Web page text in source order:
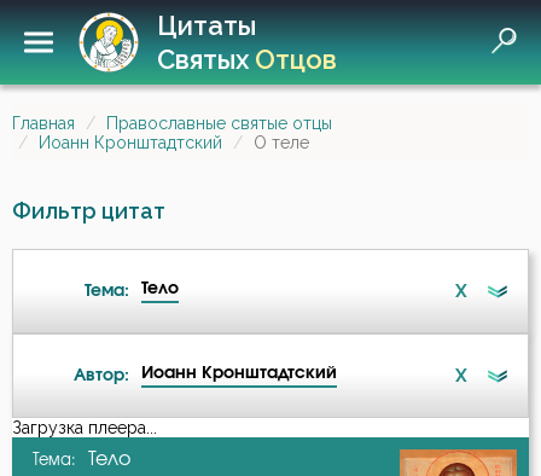
Цитаты
СвятыхОтцов
Главная
Православные святые отцы
Иоанн Кронштадтский
О теле
Фильтр цитат
Тема: Тело X
Беда
Автор: Иоанн Кронштадтский X
А-я
Загрузка плеера...
Тема: Тело